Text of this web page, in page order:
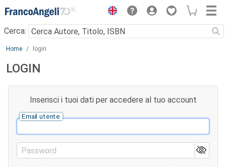
Menu
Cerca:
Main content
Home login
LOGIN
Inserisci i tuoi dati per accedere al tuo account
Email utente
Password